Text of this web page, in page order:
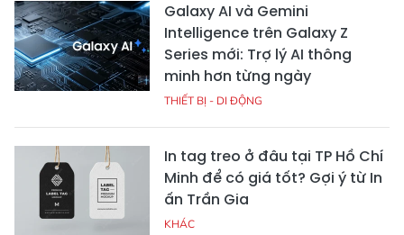
Galaxy AI và Gemini
Intelligence trên Galaxy Z
Series mới: Trợ lý AI thông
minh hơn từng ngày
THIẾT BỊ - DI ĐỘNG
In tag treo ở đâu tại TP Hồ Chí
Minh để có giá tốt? Gợi ý từ In
ấn Trần Gia
KHÁC